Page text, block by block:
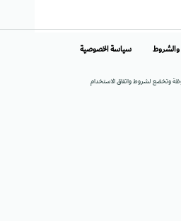
وتخضع لشروط واتفاق الاستخدام
والشروط سياسة الخصوصية